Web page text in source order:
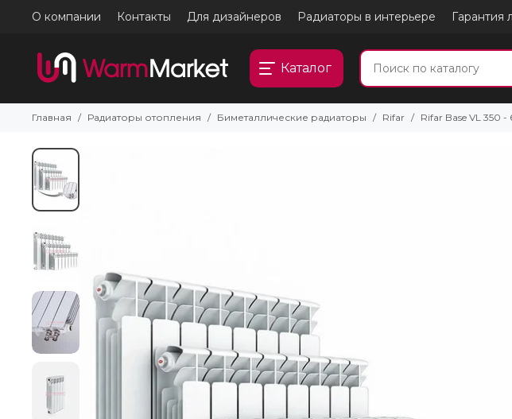
О компании Контакты Для дизайнеров Радиаторы в интерьере Гарантия
Каталог
Главная Радиаторы отопления Биметаллические радиаторы Rifar Rifar Base VL